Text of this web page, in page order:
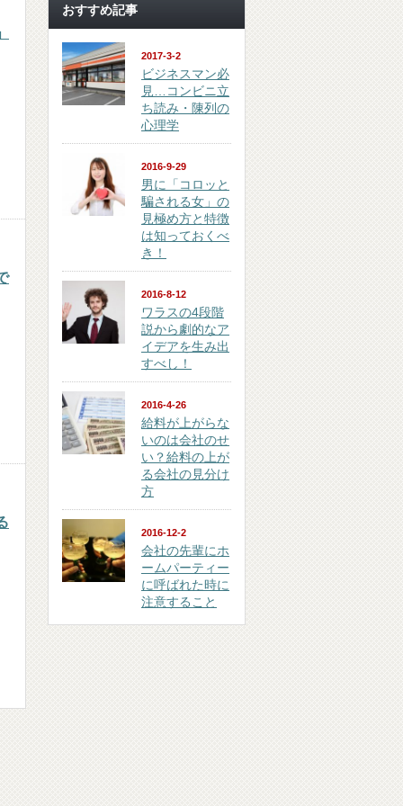
おすすめ記事
2017-3-2
ビジネスマン必
見…コンビニ立
ち読み・陳列の
心理学
2016-9-29
男に「コロッと
騙される女」の
見極め方と特徴
は知っておくべ
き！
2016-8-12
ワラスの4段階
説から劇的なア
イデアを生み出
すべし！
2016-4-26
給料が上がらな
いのは会社のせ
い？給料の上が
る会社の見分け
方
2016-12-2
会社の先輩にホ
ームパーティー
に呼ばれた時に
注意すること